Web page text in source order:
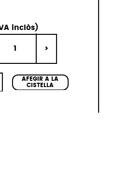
inclòs)
1 >
AFEGIR A LA
CISTELLA